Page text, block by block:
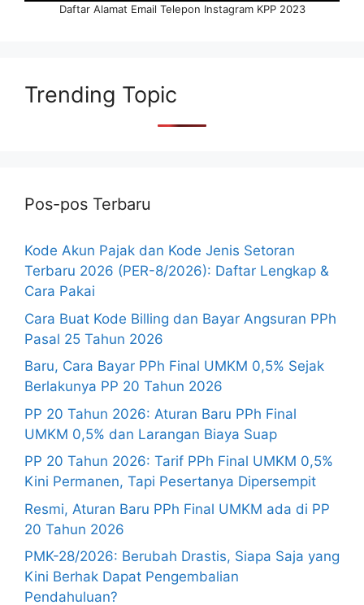
Daftar Alamat Email Telepon Instagram KPP 2023
Trending Topic
Pos-pos Terbaru
Kode Akun Pajak dan Kode Jenis Setoran
Terbaru 2026 (PER-8/2026): Daftar Lengkap &
Cara Pakai
Cara Buat Kode Billing dan Bayar Angsuran PPh
Pasal 25 Tahun 2026
Baru, Cara Bayar PPh Final UMKM 0,5% Sejak
Berlakunya PP 20 Tahun 2026
PP 20 Tahun 2026: Aturan Baru PPh Final
UMKM 0,5% dan Larangan Biaya Suap
PP 20 Tahun 2026: Tarif PPh Final UMKM 0,5%
Kini Permanen, Tapi Pesertanya Dipersempit
Resmi, Aturan Baru PPh Final UMKM ada di PP
20 Tahun 2026
PMK-28/2026: Berubah Drastis, Siapa Saja yang
Kini Berhak Dapat Pengembalian
Pendahuluan?